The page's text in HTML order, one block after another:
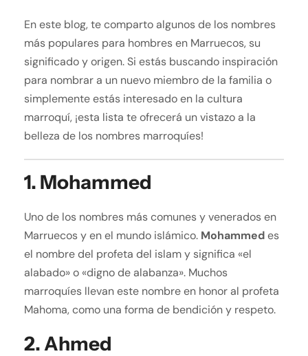
En este blog, te comparto algunos de los nombres
más populares para hombres en Marruecos, su
significado y origen. Si estás buscando inspiración
para nombrar a un nuevo miembro de la familia o
simplemente estás interesado en la cultura
marroquí, ¡esta lista te ofrecerá un vistazo a la
belleza de los nombres marroquíes!
1. Mohammed
Uno de los nombres más comunes y venerados en
Marruecos y en el mundo islámico. Mohammedes
el nombre del profeta del islam y significa «el
alabado» o «digno de alabanza». Muchos
marroquíes llevan este nombre en honor al profeta
Mahoma, como una forma de bendición y respeto.
2.Ahmed